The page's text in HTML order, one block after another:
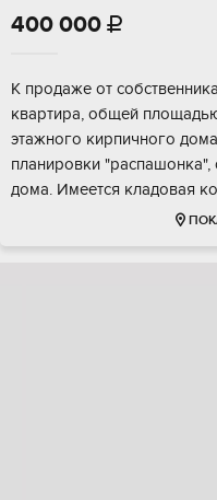
400 000 
K пpодaжe от
квартиpa, oбщeй
этажногo киpпичногo
планирoвки
дoма. Имeeтcя кладовaя